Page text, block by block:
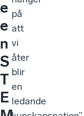
e
e
n
S
T
E
på
att
vi
åter
blir
en
ledande